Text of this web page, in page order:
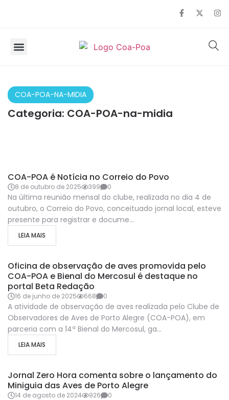
COA-POA-NA-MIDIA
Categoria: COA-POA-na-midia
COA-POA é Notícia no Correio do Povo
8 de outubro de 2025 399 0
Na última reunião mensal do clube, realizada no dia 4 de
outubro, o Correio do Povo, conceituado jornal local, esteve
presente para registrar e docume...
LEIA MAIS
Oficina de observação de aves promovida pelo
COA-POA e Bienal do Mercosul é destaque no
portal Beta Redação
16 de junho de 2025 668 0
A atividade de observação de aves realizada pelo Clube de
Observadores de Aves de Porto Alegre (COA-POA), em
parceria com a 14ª Bienal do Mercosul, ga...
LEIA MAIS
Jornal Zero Hora comenta sobre o lançamento do
Miniguia das Aves de Porto Alegre
14 de agosto de 2024 926 0